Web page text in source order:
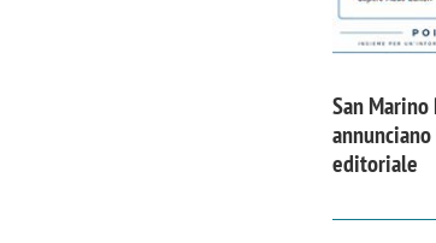
San Marino
editoriale
comunicazione crea un brand food:
«Marketing e prodotto devono